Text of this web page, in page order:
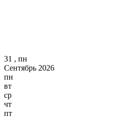
31 , пн
Сентябрь 2026
пн
вт
ср
чт
пт